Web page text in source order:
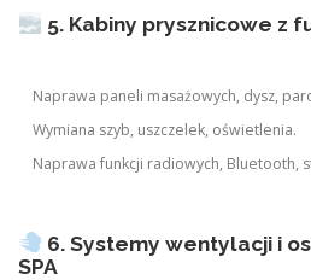
5. Kabiny prysznicowe z
Naprawa paneli masażowych, dysz,
Wymiana szyb, uszczelek, oświetlenia.
Naprawa funkcji radiowych, Bluetooth,
6. Systemy wentylacji i
SPA